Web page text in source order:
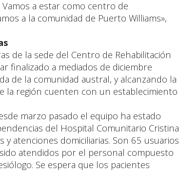
a estar como centro de
a la comunidad de Puerto Williams»,
de la sede del Centro de Rehabilitación
finalizado a mediados de diciembre
de la comunidad austral, y alcanzando la
la región cuenten con un establecimiento
marzo pasado el equipo ha estado
del Hospital Comunitario Cristina
atenciones domiciliarias. Son 65 usuarios
atendidos por el personal compuesto
Se espera que los pacientes